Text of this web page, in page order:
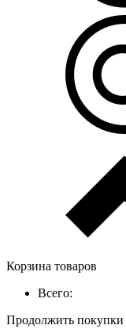
Корзина товаров
Всего:
Продолжить покупки